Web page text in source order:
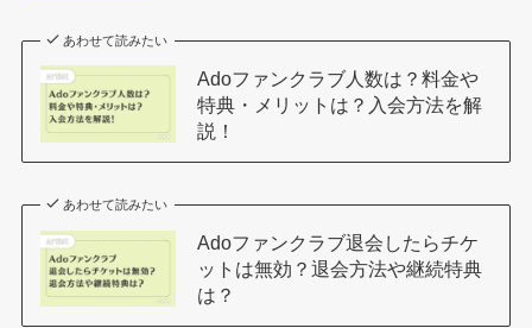
あわせて読みたい
Adoファンクラブ人数は？料金や
特典・メリットは？入会方法を解
説！
あわせて読みたい
Adoファンクラブ退会したらチケ
ットは無効？退会方法や継続特典
は？